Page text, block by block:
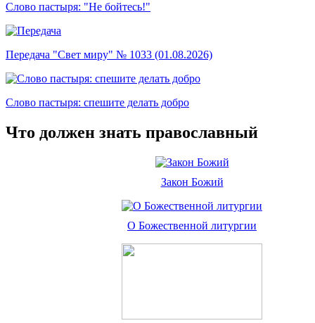
Слово пастыря: "Не бойтесь!"
Передача "Свет миру" № 1033 (01.08.2026)
Слово пастыря: спешите делать добро
Что должен знать православный
Закон Божий
О Божественной литургии